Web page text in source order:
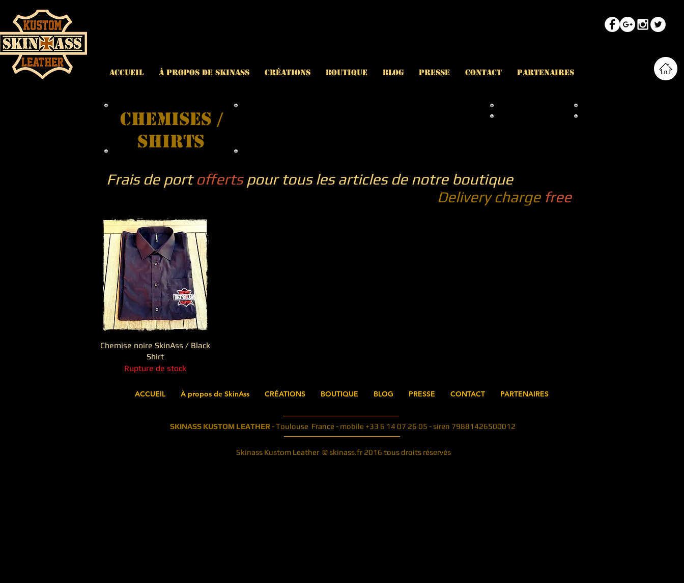
ACCUEIL À propos de SkinAss CRÉATIONS BOUTIQUE BLOG PRESSE CONTACT PARTENAIRES
Chemises /
shirts
Frais de portoffertspour tous les articles de notre boutique
Delivery charge free
Aperçu rapide
Chemise noire SkinAss / Black
Shirt
Rupture de stock
ACCUEIL À propos de SkinAss CRÉATIONS BOUTIQUE BLOG PRESSE CONTACT PARTENAIRES
SKINASS KUSTOM LEATHER - Toulouse France - mobile +33 6 14 07 26 05 - siren 79881426500012
Skinass Kustom Leather © skinass.fr 2016 tous droits réservés